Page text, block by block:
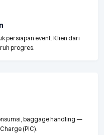
persiapan event. Klien dari
progres.
baggage handling —
(PIC).